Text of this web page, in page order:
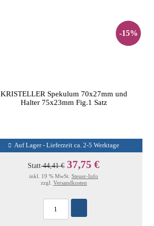
-15%
KRISTELLER Spekulum 70x27mm und
Halter 75x23mm Fig.1 Satz
Auf Lager - Lieferzeit ca. 2-5 Werktage
Statt44,41 € 37,75 €
inkl. 19 % MwSt.Steuer-Info
zzgl. Versandkosten